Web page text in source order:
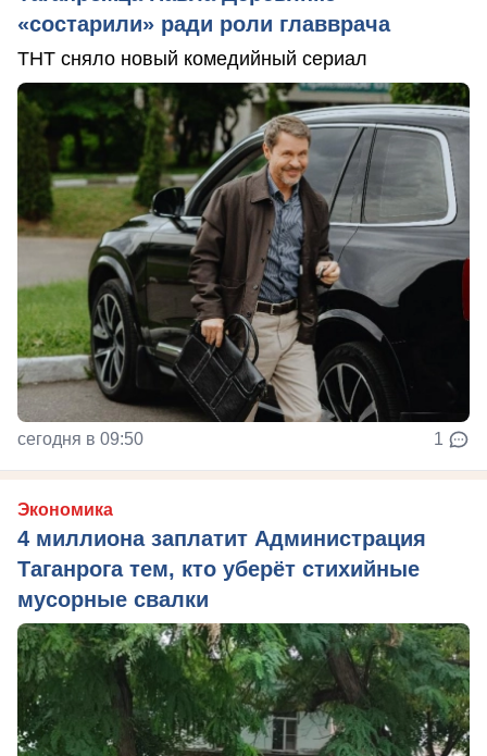
«состарили» ради роли главврача
ТНТ сняло новый комедийный сериал
сегодня в 09:50 1
Экономика
4 миллиона заплатит Администрация
Таганрога тем, кто уберёт стихийные
мусорные свалки